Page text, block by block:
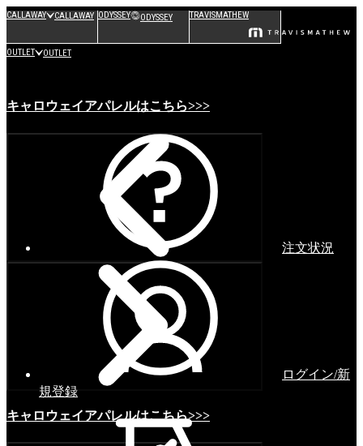
CALLAWAY CALLAWAY ODYSSEY ODYSSEY TRAVISMATHEW
OUTLET OUTLET
キャロウェイアパレルはこちら>>>
キャロウェイアパレルはこちら>>>
注文状況
ログイン/新
規登録